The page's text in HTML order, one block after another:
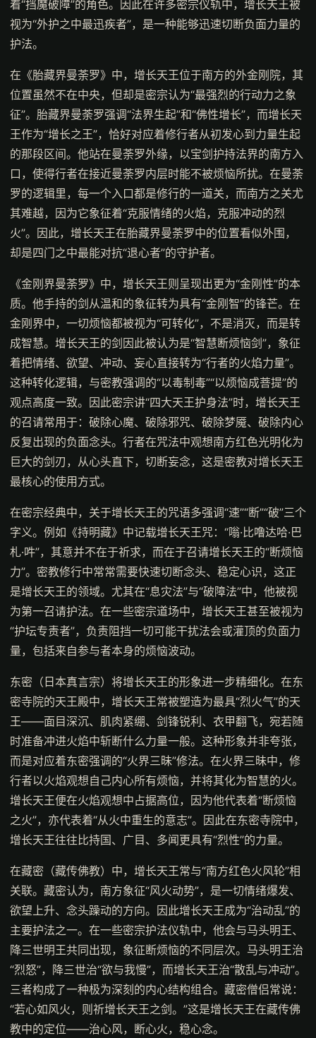
着“挡魔破障”的角色。因此在许多密宗仪轨中，增长天王被
视为“外护之中最迅疾者”，是一种能够迅速切断负面力量的
护法。
在《胎藏界曼荼罗》中，增长天王位于南方的外金刚院，其
位置虽然不在中央，但却是密宗认为“最强烈的行动力之象
征”。胎藏界曼荼罗强调“法界生起”和“佛性增长”，而增长天
王作为“增长之王”，恰好对应着修行者从初发心到力量生起
的那段区间。他站在曼荼罗外缘，以宝剑护持法界的南方入
口，使得行者在接近曼荼罗内层时能不被烦恼所扰。在曼荼
罗的逻辑里，每一个入口都是修行的一道关，而南方之关尤
其难越，因为它象征着“克服情绪的火焰，克服冲动的烈
火”。因此，增长天王在胎藏界曼荼罗中的位置看似外围，
却是四门之中最能对抗“退心者”的守护者。
《金刚界曼荼罗》中，增长天王则呈现出更为“金刚性”的本
质。他手持的剑从温和的象征转为具有“金刚智”的锋芒。在
金刚界中，一切烦恼都被视为“可转化”，不是消灭，而是转
成智慧。增长天王的剑因此被认为是“智慧断烦恼剑”，象征
着把情绪、欲望、冲动、妄心直接转为“行者的火焰力量”。
这种转化逻辑，与密教强调的“以毒制毒”“以烦恼成菩提”的
观点高度一致。因此密宗讲“四大天王护身法”时，增长天王
的召请常用于：破除心魔、破除邪咒、破除梦魇、破除内心
反复出现的负面念头。行者在咒法中观想南方红色光明化为
巨大的剑刃，从心头直下，切断妄念，这是密教对增长天王
最核心的使用方式。
在密宗经典中，关于增长天王的咒语多强调“速”“断”“破”三个
字义。例如《持明藏》中记载增长天王咒：“嗡·比噜达哈·巴
札·吽”，其意并不在于祈求，而在于召请增长天王的“断烦恼
力”。密教修行中常常需要快速切断念头、稳定心识，这正
是增长天王的领域。尤其在“息灾法”与“破障法”中，他被视
为第一召请护法。在一些密宗道场中，增长天王甚至被视为
“护坛专责者”，负责阻挡一切可能干扰法会或灌顶的负面力
量，包括来自参与者本身的烦恼波动。
东密（日本真言宗）将增长天王的形象进一步精细化。在东
密寺院的天王殿中，增长天王常被塑造为最具“烈火气”的天
王——面目深沉、肌肉紧绷、剑锋锐利、衣甲翻飞，宛若随
时准备冲进火焰中斩断什么力量一般。这种形象并非夸张，
而是对应着东密强调的“火界三昧”修法。在火界三昧中，修
行者以火焰观想自己内心所有烦恼，并将其化为智慧的火。
增长天王便在火焰观想中占据高位，因为他代表着“断烦恼
之火”，亦代表着“从火中重生的意志”。因此在东密寺院中，
增长天王往往比持国、广目、多闻更具有“烈性”的力量。
在藏密（藏传佛教）中，增长天王常与“南方红色火风轮”相
关联。藏密认为，南方象征“风火动势”，是一切情绪爆发、
欲望上升、念头躁动的方向。因此增长天王成为“治动乱”的
主要护法之一。在一些密宗护法仪轨中，他会与马头明王、
降三世明王共同出现，象征断烦恼的不同层次。马头明王治
“烈怒”，降三世治“欲与我慢”，而增长天王治“散乱与冲动”。
三者构成了一种极为深刻的内心结构组合。藏密僧侣常说：
“若心如风火，则祈增长天王之剑。”这是增长天王在藏传佛
教中的定位——治心风，断心火，稳心念。